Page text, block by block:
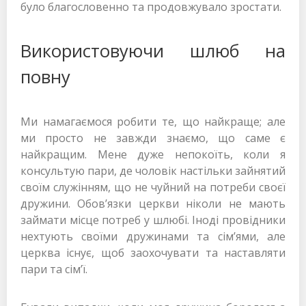
було благословенно та продовжувало зростати.
Використовуючи шлюб на
повну
Ми намагаємося робити те, що найкраще; але
ми просто не завжди знаємо, що саме є
найкращим. Мене дуже непокоїть, коли я
консультую пари, де чоловік настільки зайнятий
своїм служінням, що не чуйний на потреби своєї
дружини. Обов’язки церкви ніколи не мають
займати місце потреб у шлюбі. Іноді провідники
нехтують своїми дружинами та сім’ями, але
церква існує, щоб заохочувати та наставляти
пари та сім’ї.